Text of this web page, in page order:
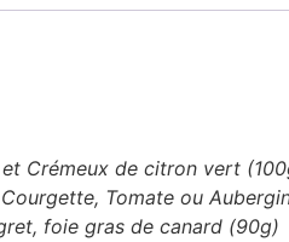
Crémeux de citron vert
Tomate ou
foie gras de canard (90g)